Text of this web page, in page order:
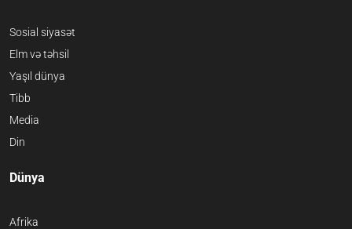
Sosial siyasət
Elm və təhsil
Yaşıl dünya
Tibb
Media
Din
Dünya
Afrika